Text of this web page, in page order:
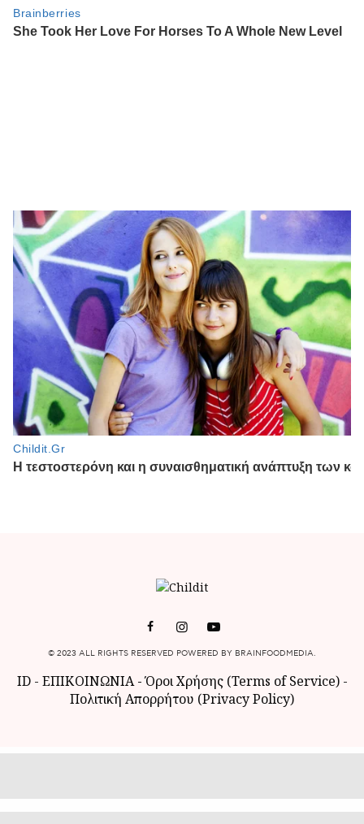
© 2023 ALL RIGHTS RESERVED POWERED BY BRAINFOODMEDIA.
ID- ΕΠΙΚΟΙΝΩΝΙΑ-Όροι Χρήσης (Terms of Service)-
Πολιτική Απορρήτου (Privacy Policy)